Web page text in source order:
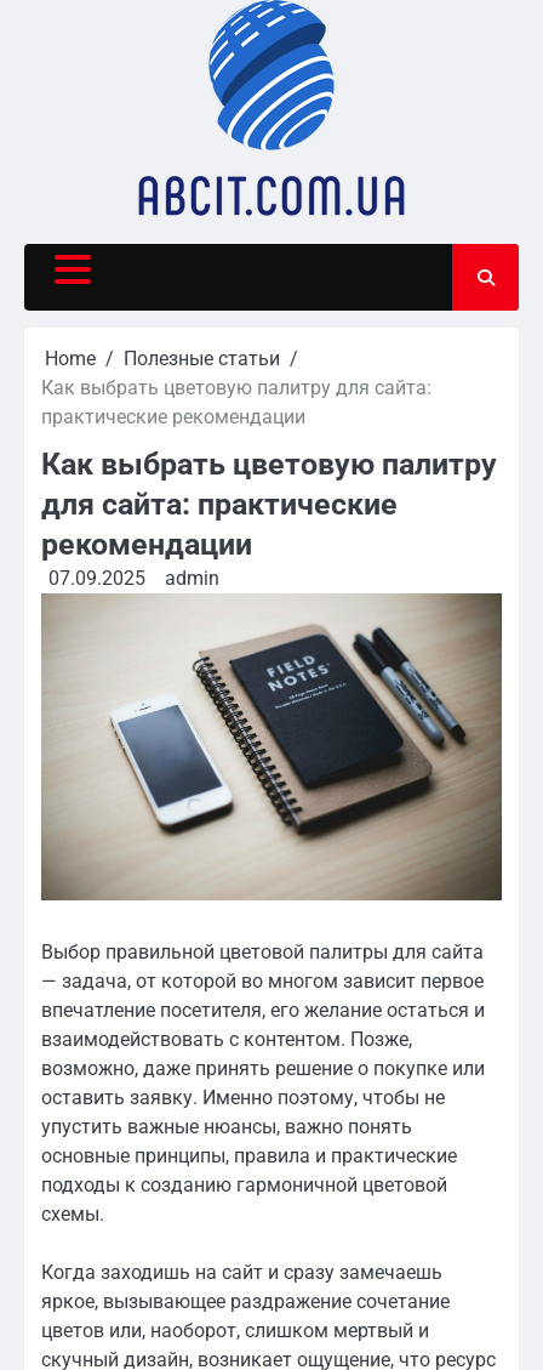
Home
Полезные статьи
Как выбрать цветовую палитру для сайта:
практические рекомендации
Как выбрать цветовую палитру
для сайта: практические
рекомендации
07.09.2025 admin
Выбор правильной цветовой палитры для сайта
— задача, от которой во многом зависит первое
впечатление посетителя, его желание остаться и
взаимодействовать с контентом. Позже,
возможно, даже принять решение о покупке или
оставить заявку. Именно поэтому, чтобы не
упустить важные нюансы, важно понять
основные принципы, правила и практические
подходы к созданию гармоничной цветовой
схемы.
Когда заходишь на сайт и сразу замечаешь
яркое, вызывающее раздражение сочетание
цветов или, наоборот, слишком мертвый и
скучный дизайн, возникает ощущение, что ресурс